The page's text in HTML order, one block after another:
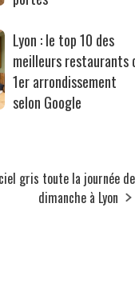
Lyon : le top 10 des
meilleurs restaurants
1er arrondissement
selon Google
gris toute la journée de
dimanche à Lyon